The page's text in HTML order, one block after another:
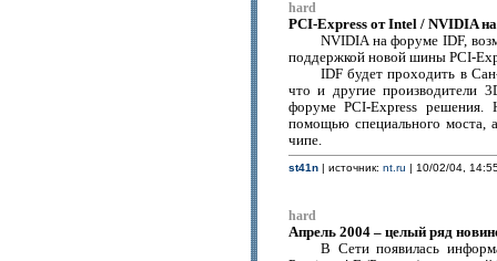
hard
PCI-Express от Intel / NVIDIA
NVIDIA на форуме IDF,
поддержкой новой шины PCI-
IDF будет проходить в
что и другие производители
форуме PCI-Express решения.
помощью специального моста,
чипе.
st41n| источник: nt.ru | 10/02/04,
hard
Апрель 2004 – целый ряд
В Сети появилась